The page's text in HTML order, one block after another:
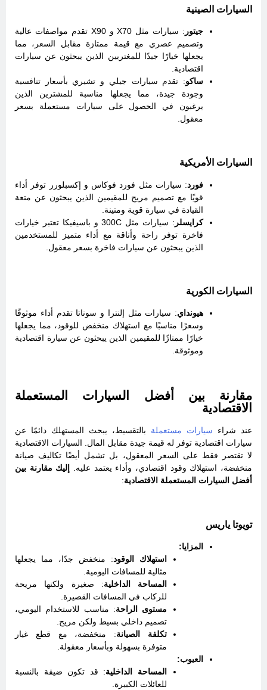
السيارات الصينية
جيتور
: سيارات مثل X70 و X90 تقدم مواصفات عالية
وتصميم عصري مع قيمة ممتازة مقابل السعر، مما
يجعلها خيارًا جيدًا للمغتربين الذين يبحثون عن سيارات
اقتصادية.
ساكو: تقدم سيارات جيلي و تشيري بأسعار تنافسية
وجودة جيدة، مما يجعلها مناسبة للمشترين الذين
يرغبون في الحصول على سيارات مستعملة بسعر
معقول.
السيارات الأمريكية
فورد: سيارات مثل فورد فوكاس و إكسبلورر توفر أداء
قويًا مع تصميم مريح للمقيمين الذين يبحثون عن متعة
القيادة في سيارة قوية ومتينة.
كرايسلر
: سيارات مثل 300C و باسيفيكا تعتبر خيارات
فاخرة توفر راحة وأناقة مع أداء متميز للمستخدمين
الذين يبحثون عن سيارات فاخرة بسعر معقول.
السيارات الكورية
هيونداي: سيارات مثل إلنترا و سوناتا تقدم أداء موثوقًا
وسعرًا مناسبًا مع استهلاك منخفض للوقود، مما يجعلها
خيارًا ممتازًا للمقيمين الذين يبحثون عن سيارة اقتصادية
وموثوقة.
مقارنة بين أفضل السيارات المستعملة
الاقتصادية
عند شراء سيارات مستعملة بالتقسيط، يبحث المستهلك دائمًا عن
سيارات اقتصادية توفر له قيمة جيدة مقابل المال. السيارات الاقتصادية
لا تقتصر فقط على السعر المعقول، بل تشمل أيضًا تكاليف صيانة
منخفضة، استهلاك وقود اقتصادي، وأداء يعتمد عليه.
إليك مقارنة بين
أفضل السيارات المستعملة الاقتصادية:
تويوتا ياريس
المزايا:
استهلاك الوقود: منخفض جدًا، مما يجعلها
مثالية للمسافات اليومية.
المساحة الداخلية: صغيرة ولكنها مريحة
للركاب في المسافات القصيرة.
مستوى الراحة: مناسب للاستخدام اليومي،
تصميم داخلي بسيط ولكن مريح.
تكلفة الصيانة: منخفضة، مع قطع غيار
متوفرة بسهولة وبأسعار معقولة.
العيوب:
المساحة الداخلية: قد تكون ضيقة بالنسبة
للعائلات الكبيرة.